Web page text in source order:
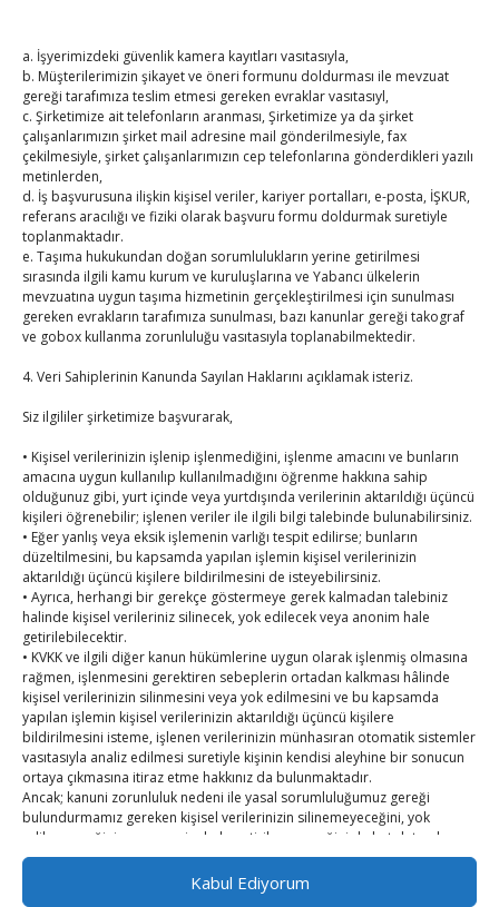
a. İşyerimizdeki güvenlik kamera kayıtları vasıtasıyla,
b. Müşterilerimizin şikayet ve öneri formunu doldurması ile mevzuat
gereği tarafımıza teslim etmesi gereken evraklar vasıtasıyl,
c. Şirketimize ait telefonların aranması, Şirketimize ya da şirket
çalışanlarımızın şirket mail adresine mail gönderilmesiyle, fax
çekilmesiyle, şirket çalışanlarımızın cep telefonlarına gönderdikleri yazılı
metinlerden,
d. İş başvurusuna ilişkin kişisel veriler, kariyer portalları, e-posta, İŞKUR,
referans aracılığı ve fiziki olarak başvuru formu doldurmak suretiyle
toplanmaktadır.
e. Taşıma hukukundan doğan sorumlulukların yerine getirilmesi
sırasında ilgili kamu kurum ve kuruluşlarına ve Yabancı ülkelerin
mevzuatına uygun taşıma hizmetinin gerçekleştirilmesi için sunulması
gereken evrakların tarafımıza sunulması, bazı kanunlar gereği takograf
ve gobox kullanma zorunluluğu vasıtasıyla toplanabilmektedir.
4. Veri Sahiplerinin Kanunda Sayılan Haklarını açıklamak isteriz.
Siz ilgililer şirketimize başvurarak,
• Kişisel verilerinizin işlenip işlenmediğini, işlenme amacını ve bunların
amacına uygun kullanılıp kullanılmadığını öğrenme hakkına sahip
olduğunuz gibi, yurt içinde veya yurtdışında verilerinin aktarıldığı üçüncü
kişileri öğrenebilir; işlenen veriler ile ilgili bilgi talebinde bulunabilirsiniz.
• Eğer yanlış veya eksik işlemenin varlığı tespit edilirse; bunların
düzeltilmesini, bu kapsamda yapılan işlemin kişisel verilerinizin
aktarıldığı üçüncü kişilere bildirilmesini de isteyebilirsiniz.
• Ayrıca, herhangi bir gerekçe göstermeye gerek kalmadan talebiniz
halinde kişisel verileriniz silinecek, yok edilecek veya anonim hale
getirilebilecektir.
• KVKK ve ilgili diğer kanun hükümlerine uygun olarak işlenmiş olmasına
rağmen, işlenmesini gerektiren sebeplerin ortadan kalkması hâlinde
kişisel verilerinizin silinmesini veya yok edilmesini ve bu kapsamda
yapılan işlemin kişisel verilerinizin aktarıldığı üçüncü kişilere
bildirilmesini isteme, işlenen verilerinizin münhasıran otomatik sistemler
vasıtasıyla analiz edilmesi suretiyle kişinin kendisi aleyhine bir sonucun
ortaya çıkmasına itiraz etme hakkınız da bulunmaktadır.
Ancak; kanuni zorunluluk nedeni ile yasal sorumluluğumuz gereği
bulundurmamız gereken kişisel verilerinizin silinemeyeceğini, yok
edilmeyeceğini veya anonim hale getirilemeyeceğini de hatırlatmak
isteriz.
Kabul Ediyorum
P
S Ç P C C
1
3
4 5 6 7 8
9
10
11 12 13 14 15
16
17
19 20 21 22
24
25 26 27 28 29
30
31
« Tem
E-BÜLTEN
Kasaba Ekonomi Dergisi
TOBB HABER
TUTSO İktisadi Durum Raporu
SEDDK Başkanı Menteş’e ziyaret
Hisarcıklıoğlu ICCD Genel Sekreteri Khalawi ile görüştü
Kahramanmaraş Ticaret ve Sanayi Odası’nın yeni
binası hizmete açıldı
Diren ailesine taziye ziyareti
Hisarcıklıoğlu, Ardahan Üniversitesi Rektörü Prof. Dr.
Emiroğlu’nu kabul etti